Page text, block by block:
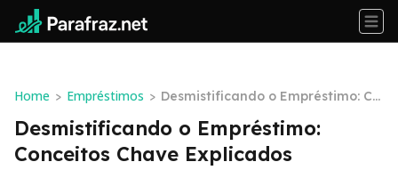
Home > Empréstimos > Desmistificando o Empréstimo: Co
nceitos Chave Explicados
Desmistificando o Empréstimo:
Conceitos Chave Explicados